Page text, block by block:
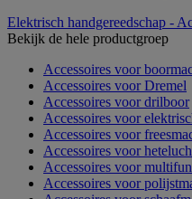
Elektrisch handgereedschap -
Bekijk de hele productgroep
Accessoires voor
Accessoires voor Dremel
Accessoires voor drilboor
Accessoires voor
Accessoires voor
Accessoires voor
Accessoires voor
Accessoires voor